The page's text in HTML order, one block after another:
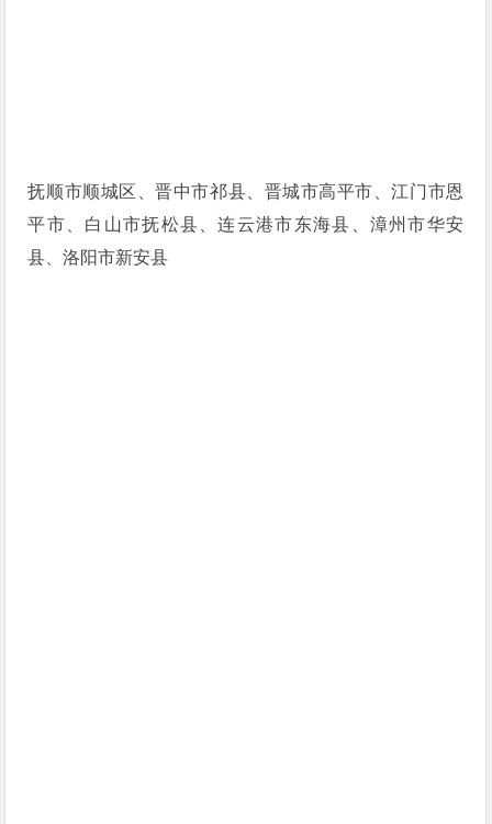
抚顺市顺城区、晋中市祁县、晋城市高平市、江门市恩
平市、白山市抚松县、连云港市东海县、漳州市华安
县、洛阳市新安县